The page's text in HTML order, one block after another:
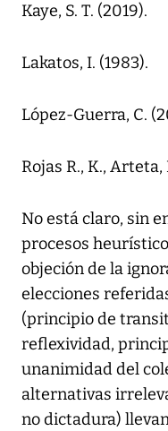
Kaye, S. T. (2019).
Lakatos, I. (1983).
López-Guerra, C.
Rojas R., K., Arteta,
No está claro, sin
procesos
objeción de la
elecciones
(principio de
reflexividad,
unanimidad del
alternativas
no dictadura)